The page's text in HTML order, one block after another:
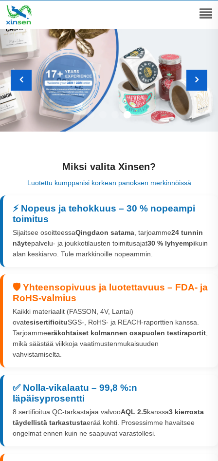
Miksi valita Xinsen?
Luotettu kumppanisi korkean panoksen merkinnöissä
⚡ Nopeus ja tehokkuus – 30 % nopeampi
toimitus
Sijaitsee osoitteessaQingdaon satama , tarjoamme24 tunnin
näytepalvelu- ja joukkotilausten toimitusajat30 % lyhyempikuin
alan keskiarvo. Tule markkinoille nopeammin.
🛡️ Yhteensopivuus ja luotettavuus – FDA- ja
RoHS-valmius
Kaikki materiaalit (FASSON, 4V, Lantai)
ovatesisertifioituSGS-, RoHS- ja REACH-raporttien kanssa.
Tarjoammeeräkohtaiset kolmannen osapuolen testiraportit
mikä säästää viikkoja vaatimustenmukaisuuden
vahvistamiselta.
✅ Nolla-vikalaatu – 99,8 %:n
läpäisyprosentti
8 sertifioitua QC-tarkastajaa valvooAQL 2.5kanssa3 kierrosta
täydellistä tarkastustaerää kohti. Prosessimme havaitsee
ongelmat ennen kuin ne saapuvat varastollesi.